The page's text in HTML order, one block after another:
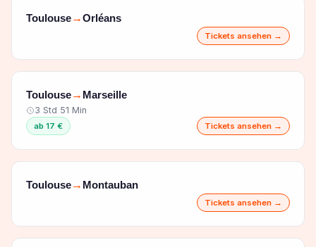
Toulouse→Orléans
Tickets ansehen →
Toulouse→ Marseille
3 Std 51 Min
ab 17 € Tickets ansehen →
Toulouse→ Montauban
Tickets ansehen →